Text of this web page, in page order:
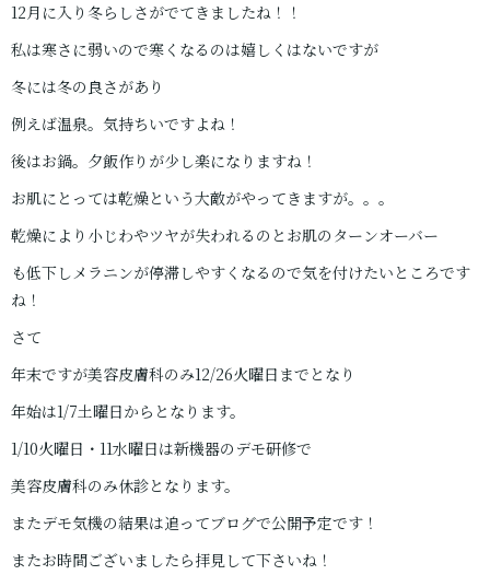
12月に入り冬らしさがでてきましたね！！
私は寒さに弱いので寒くなるのは嬉しくはないですが
冬には冬の良さがあり
例えば温泉。気持ちいですよね！
後はお鍋。夕飯作りが少し楽になりますね！
お肌にとっては乾燥という大敵がやってきますが。。。
乾燥により小じわやツヤが失われるのとお肌のターンオーバー
も低下しメラニンが停滞しやすくなるので気を付けたいところです
ね！
さて
年末ですが美容皮膚科のみ12/26火曜日までとなり
年始は1/7土曜日からとなります。
1/10火曜日・11水曜日は新機器のデモ研修で
美容皮膚科のみ休診となります。
またデモ気機の結果は追ってブログで公開予定です！
またお時間ございましたら拝見して下さいね！